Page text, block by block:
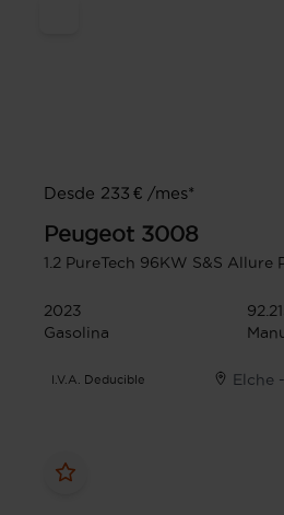
Desde 233 € /mes*
Peugeot 3008
1.2 PureTech 96KW S&S Allure
2023
Gasolina
I.V.A. Deducible Elche